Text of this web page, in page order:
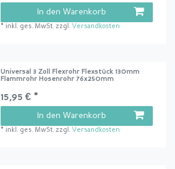
In den Warenkorb
* inkl. ges. MwSt. zzgl. Versandkosten
Universal 3 Zoll Flexrohr Flexstück 130mm
Flammrohr Hosenrohr 76x250mm
15,95 € *
In den Warenkorb
* inkl. ges. MwSt. zzgl. Versandkosten